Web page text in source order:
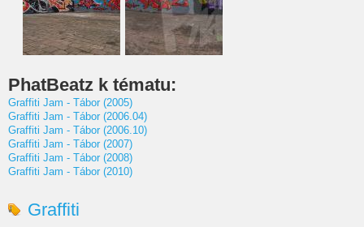
PhatBeatz k tématu:
Graffiti Jam - Tábor (2005)
Graffiti Jam - Tábor (2006.04)
Graffiti Jam - Tábor (2006.10)
Graffiti Jam - Tábor (2007)
Graffiti Jam - Tábor (2008)
Graffiti Jam - Tábor (2010)
Graffiti